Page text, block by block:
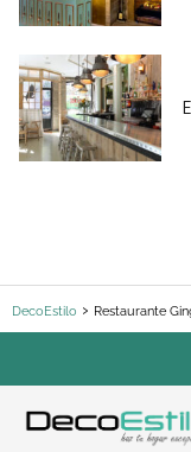
DecoEstilo Restaurante